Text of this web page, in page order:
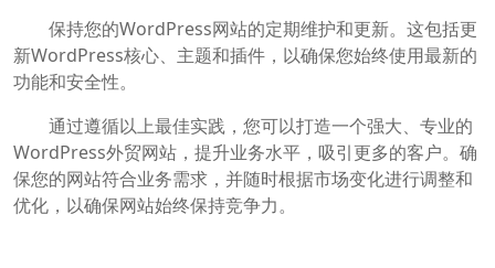
保持您的WordPress网站的定期维护和更新。这包括更
新WordPress核心、主题和插件，以确保您始终使用最新的
功能和安全性。
通过遵循以上最佳实践，您可以打造一个强大、专业的
WordPress外贸网站，提升业务水平，吸引更多的客户。确
保您的网站符合业务需求，并随时根据市场变化进行调整和
优化，以确保网站始终保持竞争力。